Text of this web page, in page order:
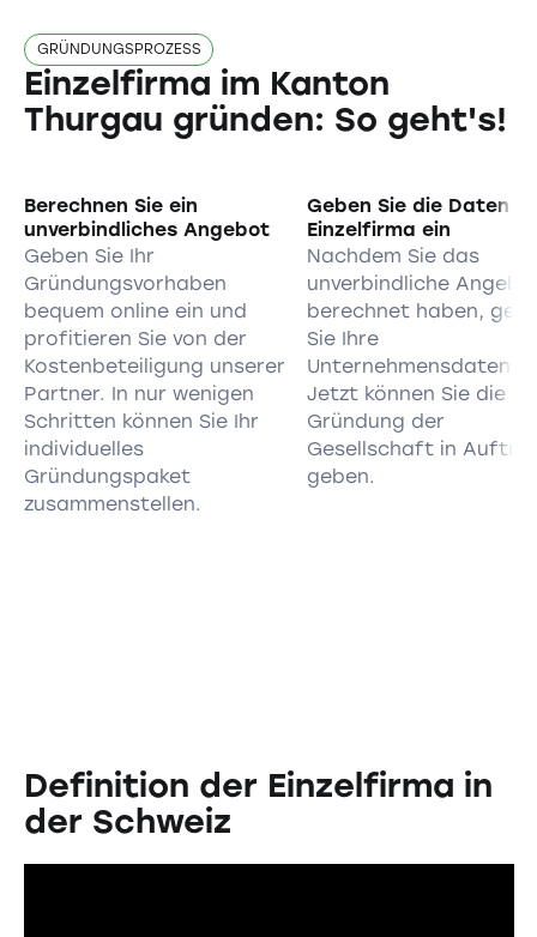
GRÜNDUNGSPROZESS
Einzelfirma im Kanton
Thurgau gründen: So geht's!
Berechnen Sie ein
unverbindliches Angebot
Geben Sie Ihr
Gründungsvorhaben
bequem online ein und
profitieren Sie von der
Kostenbeteiligung unserer
Partner. In nur wenigen
Schritten können Sie Ihr
individuelles
Gründungspaket
zusammenstellen.
Geben Sie die Daten
Einzelfirma ein
Nachdem Sie das
unverbindliche
berechnet haben,
Sie Ihre
Unternehmensdaten
Jetzt können Sie die
Gründung der
Gesellschaft in
geben.
Definition der Einzelfirma in
der Schweiz